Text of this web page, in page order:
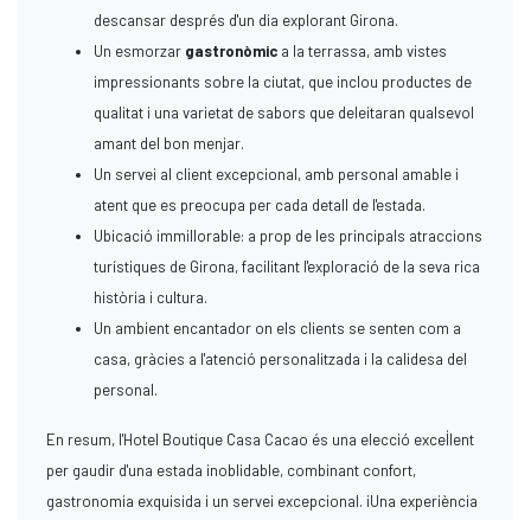
descansar després d'un dia explorant Girona.
Un esmorzar gastronòmic a la terrassa, amb vistes
impressionants sobre la ciutat, que inclou productes de
qualitat i una varietat de sabors que deleitaran qualsevol
amant del bon menjar.
Un servei al client excepcional, amb personal amable i
atent que es preocupa per cada detall de l'estada.
Ubicació immillorable: a prop de les principals atraccions
turístiques de Girona, facilitant l'exploració de la seva rica
història i cultura.
Un ambient encantador on els clients se senten com a
casa, gràcies a l'atenció personalitzada i la calidesa del
personal.
En resum, l'Hotel Boutique Casa Cacao és una elecció excel·lent
per gaudir d'una estada inoblidable, combinant confort,
gastronomia exquisida i un servei excepcional. ¡Una experiència